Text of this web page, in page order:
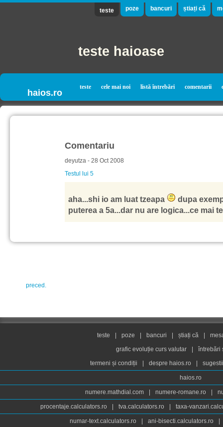
teste poze bancuri știați că
teste haioase
haios.ro
teste cele mai noi listă întrebări comentarii
Comentariu
deyutza - 28 Oct 2008
Testul lui 5
aha...shi io am luat tzeapa
dupa
puterea a 5a...dar nu are logica...ce mai
preced.
teste poze bancuri știați că
grafic evoluție curs valutar
întrebări
termeni și condiții
despre haios.ro
haios.ro
numere.mathdial.com numere-romane.ro
procentaje.calculators.ro tva.calculators.ro taxa-
numar-text.calculators.ro ani-bisecti.calculators.ro